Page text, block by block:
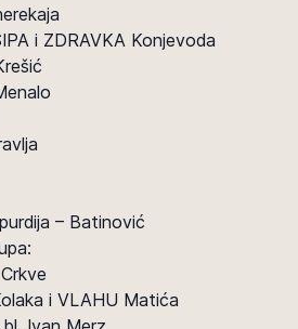
i ZDRAVKA Konjevoda
– Batinović
i VLAHU Matića